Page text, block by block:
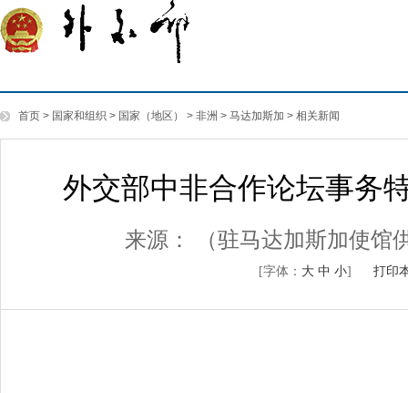
首页 > 国家和组织 > 国家（地区） > 非洲 > 马达加斯加 > 相关新闻
外交部中非合作论坛事务
来源： （驻马达加斯加使馆
[字体： 大 中 小] 打印